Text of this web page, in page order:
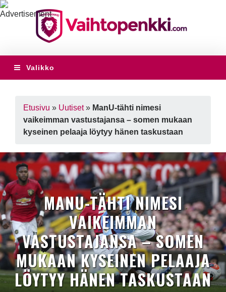
Valikko
Etusivu » Uutiset» ManU-tähti nimesi
vaikeimman vastustajansa – somen mukaan
kyseinen pelaaja löytyy hänen taskustaan
MANU-TÄHTI NIMESI
VAIKEIMMAN
VASTUSTAJANSA – SOMEN
MUKAAN KYSEINEN PELAAJA
LÖYTYY HÄNEN TASKUSTAAN